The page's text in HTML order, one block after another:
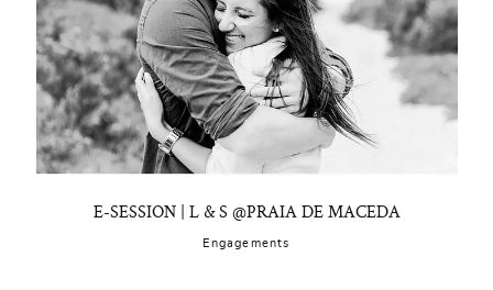
E-SESSION | L & S @PRAIA DE MACEDA
Engagements